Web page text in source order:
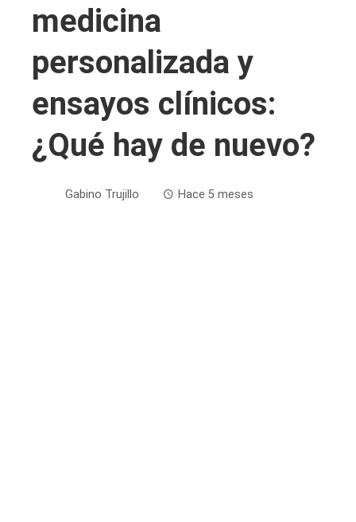
medicina
personalizada y
ensayos clínicos:
¿Qué hay de nuevo?
Gabino Trujillo Hace 5 meses